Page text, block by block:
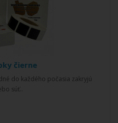
čierne
do každého počasia zakryjú
súť..